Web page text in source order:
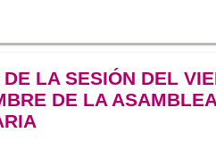
LA SESIÓN DEL
DE LA ASAMBLEA